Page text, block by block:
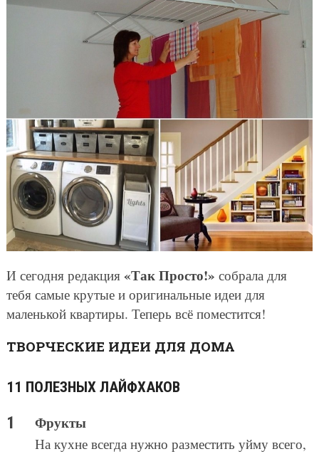
И сегодня редакция «Так Просто!» собрала для
тебя самые крутые и оригинальные идеи для
маленькой квартиры. Теперь всё поместится!
ТВОРЧЕСКИЕ ИДЕИ ДЛЯ ДОМА
11 ПОЛЕЗНЫХ ЛАЙФХАКОВ
Фрукты
На кухне всегда нужно разместить уйму всего,